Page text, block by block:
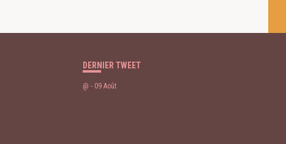
DERNIER TWEET
@ - 09 Août